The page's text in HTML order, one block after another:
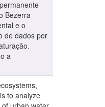
Bezerra
e o
de dados por
a
to analyze